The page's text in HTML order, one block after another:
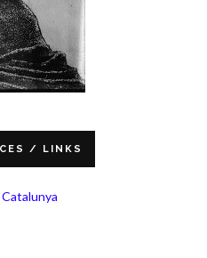
/ LINKS